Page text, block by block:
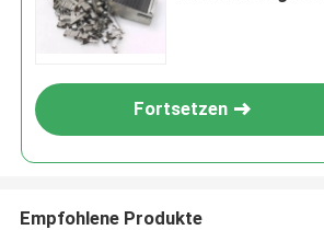
Fortsetzen
Empfohlene Produkte